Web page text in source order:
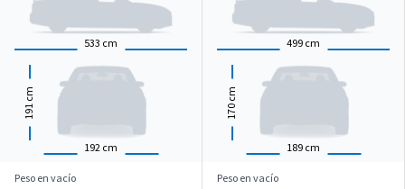
533 cm
192 cm
191
cm
499 cm
189 cm
170
cm
Peso en vacío Peso en vacío